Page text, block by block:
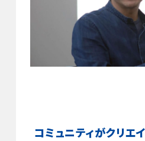
コミュニティがクリエ